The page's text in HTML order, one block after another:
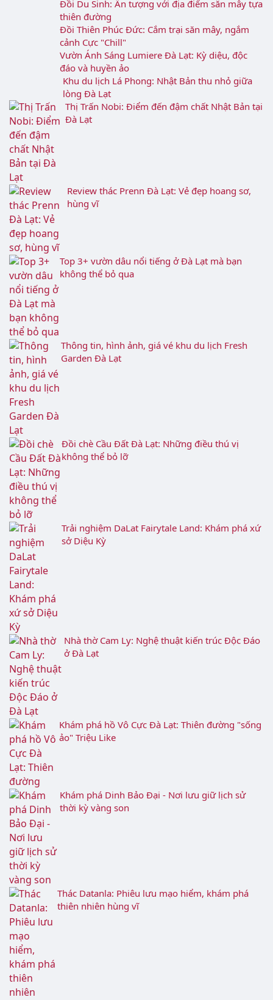
Săn mây đỉnh Pinhatt: Ngắm nhìn Đà Lạt từ
trên cao
Đỉnh Hòn Bồ Đà Lạt: Thiên đường trekking
và cắm trại săn mây
Đồi Đa Phú: Trải nghiệm cắm trại săn mây
tuyệt vời tại Đà Lạt
Đồi Du Sinh: Ấn tượng với địa điểm săn mây
tựa thiên đường
đáo và huyền ảo
Khu du lịch Lá Phong: Nhật Bản thu nhỏ giữa
Đà Lạt
hùng vĩ
ở Đà Lạt